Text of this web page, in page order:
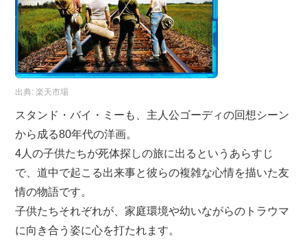
出典:楽天市場
スタンド・バイ・ミーも、主人公ゴーディの回想シーン
から成る80年代の洋画。
4人の子供たちが死体探しの旅に出るというあらすじ
で、道中で起こる出来事と彼らの複雑な心情を描いた友
情の物語です。
子供たちそれぞれが、家庭環境や幼いながらのトラウマ
に向き合う姿に心を打たれます。